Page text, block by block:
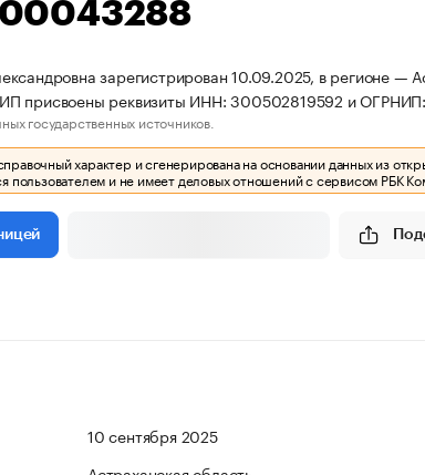
зарегистрирован 10.09.2025, в регионе —
присвоены реквизиты ИНН: 300502819592 и
государственных источников.
характер и сгенерирована на основании данных из
пользователем и не имеет деловых отношений с сервисом РБК
10 сентября 2025